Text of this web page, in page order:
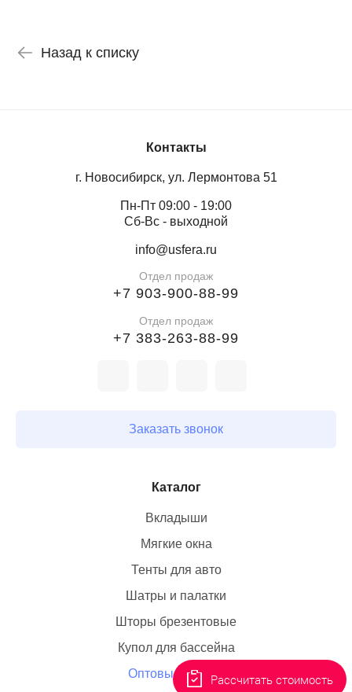
Назад к списку
Каталог
Вкладыши
Мягкие окна
Тенты для авто
Шатры и палатки
Шторы брезентовые
Купол для бассейна
Оптовые заказы
Контакты
г. Новосибирск, ул. Лермонтова 51
Пн-Пт 09:00 - 19:00
Сб-Вс - выходной
info@usfera.ru
Отдел продаж
+7 903-900-88-99
Отдел продаж
+7 383-263-88-99
Заказать звонок
Рассчитать стоимость